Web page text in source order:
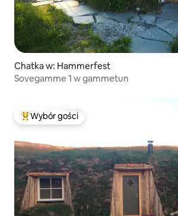
Chatka w: Hammerfest
Sovegamme 1 w gammetun
Najpopularniejsze z kategorii Wybór gości
Wybór gości